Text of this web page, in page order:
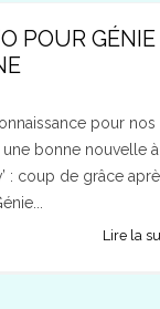
POUR GÉNIE
pour nos
bonne nouvelle à
: coup de grâce
Lire la